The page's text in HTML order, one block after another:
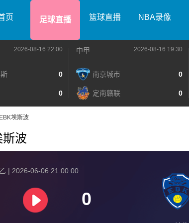
页 足球直播 篮球直播 NBA录像
2026-08-16 22:00
0
0
中甲 2026-08-16 19:30
南京城市 0
定南赣联 0
埃斯波
斯波
| 2026-06-06 21:00:00
0